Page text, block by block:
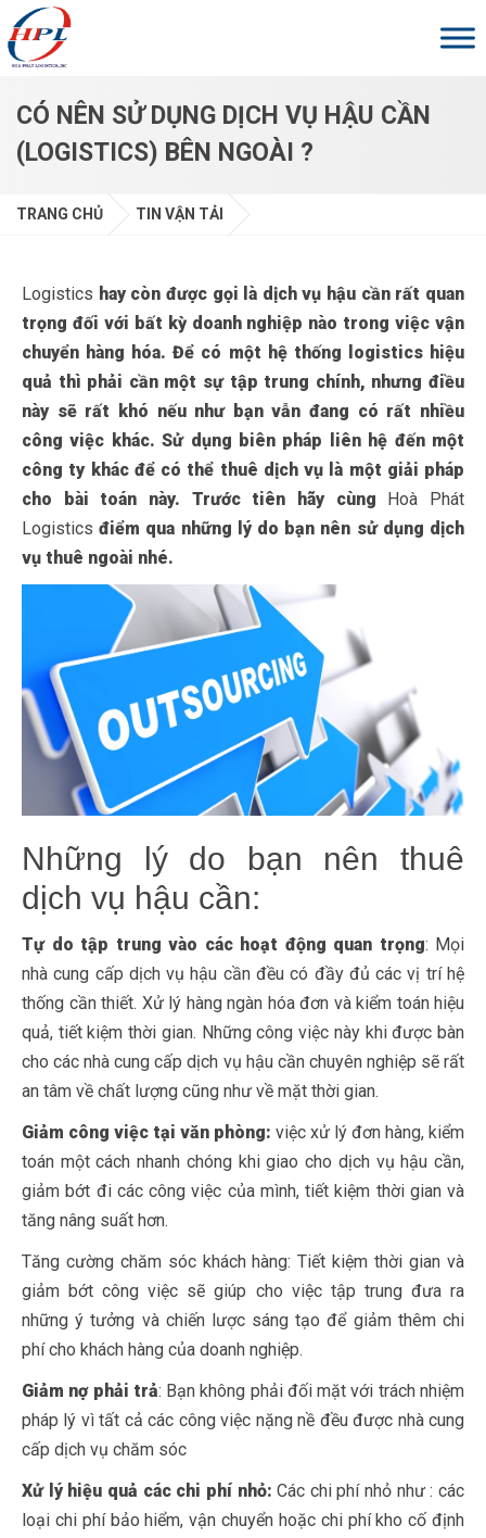
Skip to main content
CÓ NÊN SỬ DỤNG DỊCH VỤ HẬU CẦN
(LOGISTICS) BÊN NGOÀI ?
TRANG CHỦ TIN VẬN TẢI
Logistics hay còn được gọi là dịch vụ hậu cần rất quan
trọng đối với bất kỳ doanh nghiệp nào trong việc vận
chuyển hàng hóa. Để có một hệ thống logistics hiệu
quả thì phải cần một sự tập trung chính, nhưng điều
này sẽ rất khó nếu như bạn vẫn đang có rất nhiều
công việc khác. Sử dụng biên pháp liên hệ đến một
công ty khác để có thể thuê dịch vụ là một giải pháp
cho bài toán này. Trước tiên hãy cùng
Hoà Phát
Logistics điểm qua những lý do bạn nên sử dụng dịch
vụ thuê ngoài nhé.
Những lý do bạn nên thuê
dịch vụ hậu cần:
Tự do tập trung vào các hoạt động quan trọng: Mọi
nhà cung cấp dịch vụ hậu cần đều có đầy đủ các vị trí hệ
thống cần thiết. Xử lý hàng ngàn hóa đơn và kiểm toán hiệu
quả, tiết kiệm thời gian. Những công việc này khi được bàn
cho các nhà cung cấp dịch vụ hậu cần chuyên nghiệp sẽ rất
an tâm về chất lượng cũng như về mặt thời gian.
Giảm công việc tại văn phòng: việc xử lý đơn hàng, kiểm
toán một cách nhanh chóng khi giao cho dịch vụ hậu cần,
giảm bớt đi các công việc của mình, tiết kiệm thời gian và
tăng nâng suất hơn.
Tăng cường chăm sóc khách hàng: Tiết kiệm thời gian và
giảm bớt công việc sẽ giúp cho việc tập trung đưa ra
những ý tưởng và chiến lược sáng tạo để giảm thêm chi
phí cho khách hàng của doanh nghiệp.
Giảm nợ phải trả: Bạn không phải đối mặt với trách nhiệm
pháp lý vì tất cả các công việc nặng nề đều được nhà cung
cấp dịch vụ chăm sóc
Xử lý hiệu quả các chi phí nhỏ: Các chi phí nhỏ như : các
loại chi phí bảo hiểm, vận chuyển hoặc chi phí kho cố định